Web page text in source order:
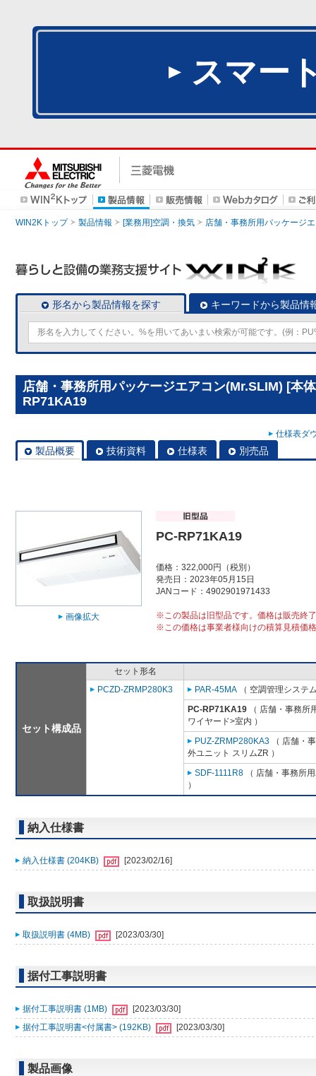
スマー
WIN2Kトップ 製品情報 [業務用]空調・換気 店舗・事務所用パッケージ
形名から製品情報を探す キーワードから製品情
店舗・事務所用パッケージエアコン(Mr.SLIM) [本
RP71KA19
仕様表ダ
製品概要 技術資料 仕様表 別売品
画像拡大
PC-RP71KA19
価格：322,000円（税別）
発売日：2023年05月15日
JANコード：4902901971433
※この製品は旧型品です。価格は販売終
※この価格は事業者様向けの積算見積価
セット構成品
セット形名
PCZD-ZRMP280K3
PAR-45MA （ 空調管理システ
PC-RP71KA19 （ 店舗・事務所
ワイヤード>室内 ）
PUZ-ZRMP280KA3 （ 店舗・
外ユニット スリムZR ）
SDF-1111R8 （ 店舗・事務所
）
納入仕様書
納入仕様書 (204KB) [2023/02/16]
取扱説明書
取扱説明書 (4MB) [2023/03/30]
据付工事説明書
据付工事説明書 (1MB)
[2023/03/30]
据付工事説明書<付属書> (192KB)
[2023/03/30]
製品画像